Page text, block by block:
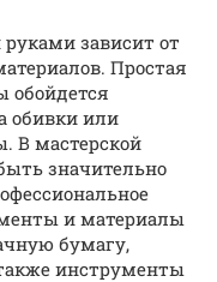
зависит от
Простая
обойдется
обивки или
В мастерской
значительно
и материалы
бумагу,
инструменты